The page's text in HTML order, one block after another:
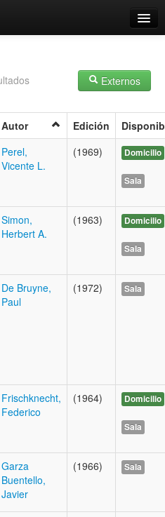
Externos
Autor Edición
Perel,
Vicente L.
(1969) Domicilio
Sala
Simon,
Herbert A.
(1963) Domicilio
Sala
De Bruyne,
Paul
(1972) Sala
Frischknecht,
Federico
(1964) Domicilio
Sala
Garza
Buentello,
Javier
(1966) Sala